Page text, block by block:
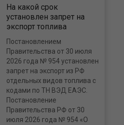
На какой срок
установлен запрет на
экспорт топлива
Постановлением
Правительства от 30 июля
2026 года № 954 установлен
запрет на экспорт из РФ
отдельных видов топлива с
кодами по ТН ВЭД ЕАЭС.
Постановление
Правительства РФ от 30
июля 2026 года № 954 «О